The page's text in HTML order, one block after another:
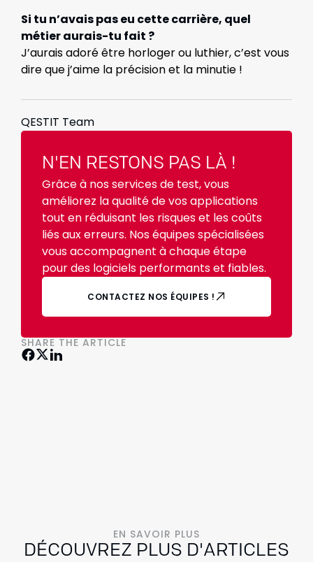
Si tu n’avais pas eu cette carrière, quel
métier aurais-tu fait ?
J’aurais adoré être horloger ou luthier, c’est vous
dire que j’aime la précision et la minutie !
QESTIT Team
N'EN RESTONS PAS LÀ !
Grâce à nos services de test, vous
améliorez la qualité de vos applications
tout en réduisant les risques et les coûts
liés aux erreurs. Nos équipes spécialisées
vous accompagnent à chaque étape
pour des logiciels performants et fiables.
CONTACTEZ NOS ÉQUIPES !
SHARE THE ARTICLE
EN SAVOIR PLUS
DÉCOUVREZ PLUS D'ARTICLES